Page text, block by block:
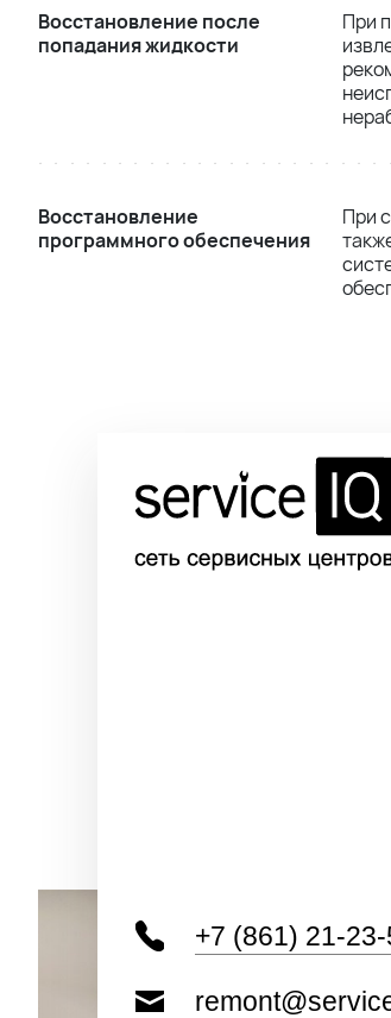
Восстановление после
попадания жидкости
При
Восстановление
программного обеспечения
При
+7 (861) 21-